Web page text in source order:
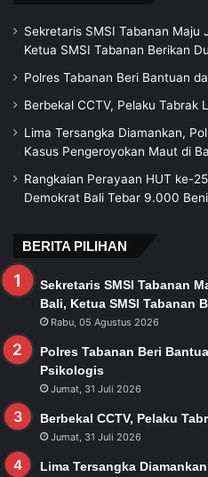
Sekretaris SMSI Tabanan Maju
Ketua SMSI Tabanan Berikan
Polres Tabanan Beri Bantuan
Berbekal CCTV, Pelaku Tabrak
Lima Tersangka Diamankan,
Kasus Pengeroyokan Maut di
Rangkaian Perayaan HUT ke-
Demokrat Bali Tebar 9.000
BERITA PILIHAN
Sekretaris SMSI Tabanan
Bali, Ketua SMSI Tabanan
Rabu, 05 Agustus 2026
Polres Tabanan Beri
Psikologis
Jumat, 31 Juli 2026
Berbekal CCTV, Pelaku
Jumat, 31 Juli 2026
Lima Tersangka